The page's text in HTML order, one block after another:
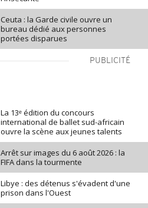
Ceuta : la Garde civile ouvre un
bureau dédié aux personnes
portées disparues
PUBLICITÉ
La 13ᵉ édition du concours
international de ballet sud-africain
ouvre la scène aux jeunes talents
Arrêt sur images du 6 août 2026 : la
FIFA dans la tourmente
Libye : des détenus s'évadent d'une
prison dans l'Ouest